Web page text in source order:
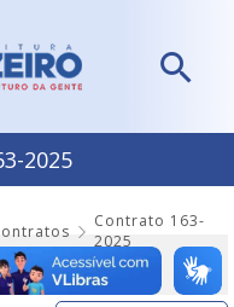
2025
Contrato 163-
2025